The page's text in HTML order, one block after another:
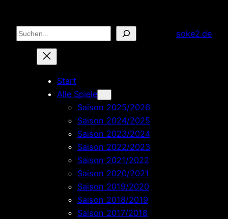
Inhalt
springen
Suchen soke2.de
Start
Alle Spiele
Saison 2025/2026
Saison 2024/2025
Saison 2023/2024
Saison 2022/2023
Saison 2021/2022
Saison 2020/2021
Saison 2019/2020
Saison 2018/2019
Saison 2017/2018